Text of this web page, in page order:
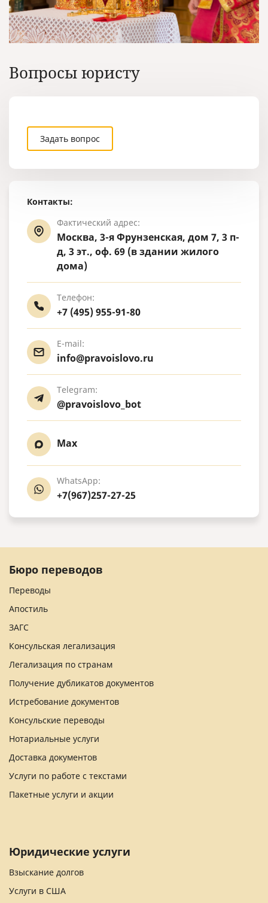
Контакты:
Фактический адрес:
Москва, 3-я Фрунзенская, дом 7, 3 п-
д, 3 эт., оф. 69 (в здании жилого
дома)
Телефон:
+7 (495) 955-91-80
E-mail:
info@pravoislovo.ru
Telegram:
@pravoislovo_bot
Max
WhatsApp:
+7(967)257-27-25
Вопросы юристу
Задать вопрос
Бюро переводов
Переводы
Апостиль
ЗАГС
Консульская легализация
Легализация по странам
Получение дубликатов документов
Истребование документов
Консульские переводы
Нотариальные услуги
Доставка документов
Услуги по работе с текстами
Пакетные услуги и акции
Юридические услуги
Взыскание долгов
Услуги в США